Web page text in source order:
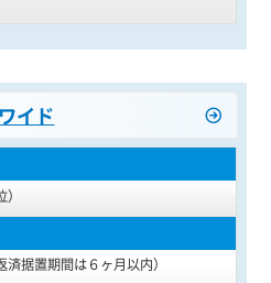
イド
据置期間は６ヶ月以内）